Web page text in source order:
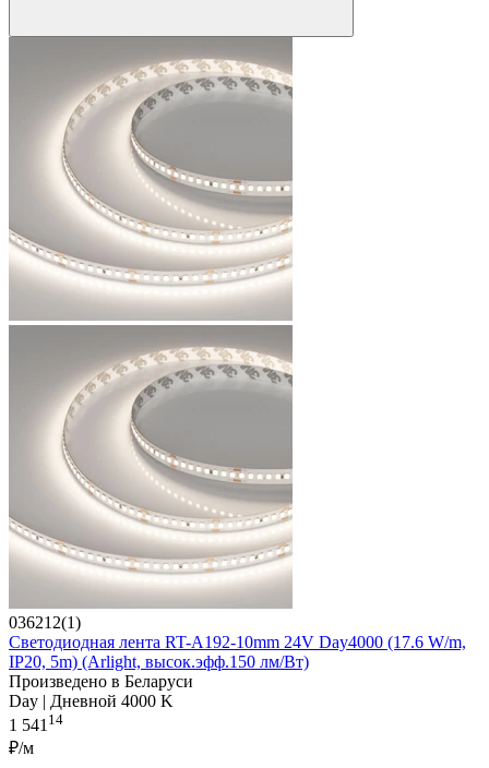
036212(1)
Светодиодная лента RT-A192-10mm 24V Day4000 (17.6 W/m,
IP20, 5m) (Arlight, высок.эфф.150 лм/Вт)
Произведено в Беларуси
Day | Дневной 4000 K
1 54114
₽/м